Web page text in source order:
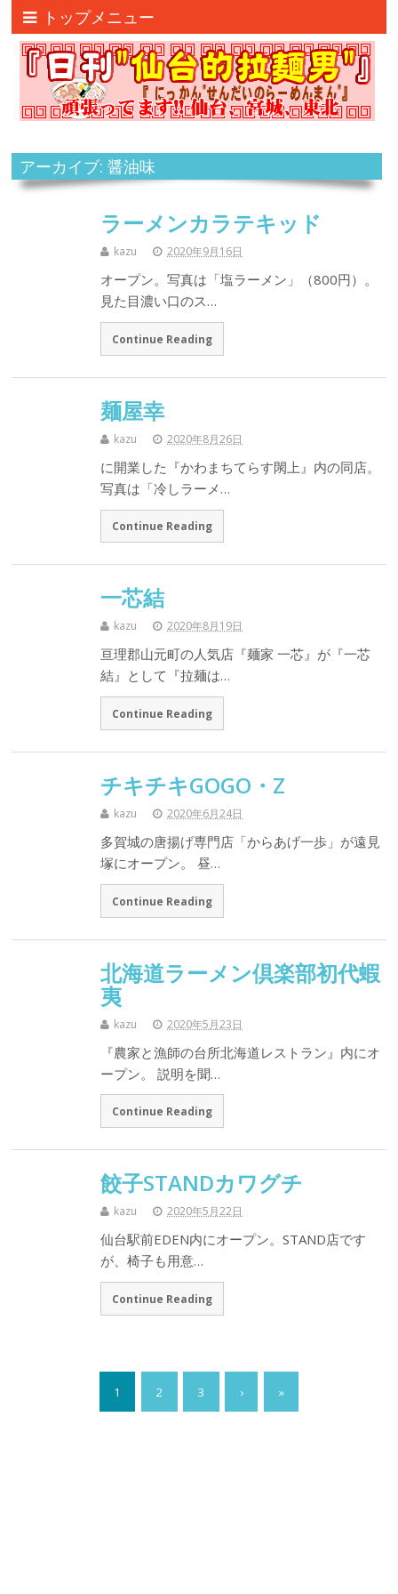
トップメニュー
アーカイブ: 醤油味
ラーメンカラテキッド
kazu 2020年9月16日
オープン。写真は「塩ラーメン」（800円）。
見た目濃い口のス…
Continue Reading
麺屋幸
kazu 2020年8月26日
に開業した『かわまちてらす閖上』内の同店。
写真は「冷しラーメ…
Continue Reading
一芯結
kazu 2020年8月19日
亘理郡山元町の人気店『麺家 一芯』が『一芯
結』として『拉麺は…
Continue Reading
チキチキGOGO・Z
kazu 2020年6月24日
多賀城の唐揚げ専門店「からあげ一歩」が遠見
塚にオープン。 昼…
Continue Reading
北海道ラーメン倶楽部初代蝦
夷
kazu 2020年5月23日
『農家と漁師の台所北海道レストラン』内にオ
ープン。 説明を聞…
Continue Reading
餃子STANDカワグチ
kazu 2020年5月22日
仙台駅前EDEN内にオープン。STAND店です
が、椅子も用意…
Continue Reading
1 2 3 › »